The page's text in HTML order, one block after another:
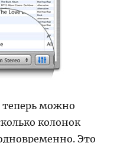
теперь можно
колонок
Это